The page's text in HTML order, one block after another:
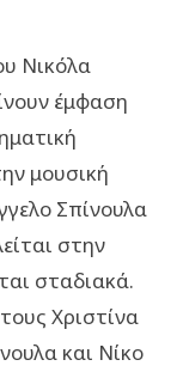
Νικόλα
έμφαση
μουσική
Σπίνουλα
στην
σταδιακά.
Χριστίνα
και Νίκο